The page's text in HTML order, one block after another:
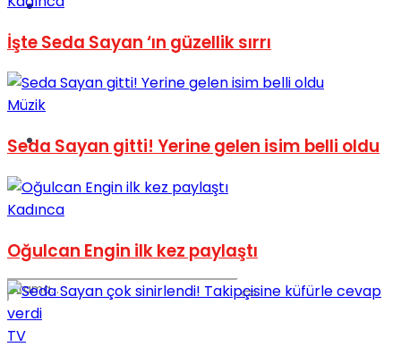
Spor
Podcast
İşte Seda Sayan ‘ın güzellik sırrı
Müzik
Seda Sayan gitti! Yerine gelen isim belli oldu
Kadınca
Oğulcan Engin ilk kez paylaştı
TV